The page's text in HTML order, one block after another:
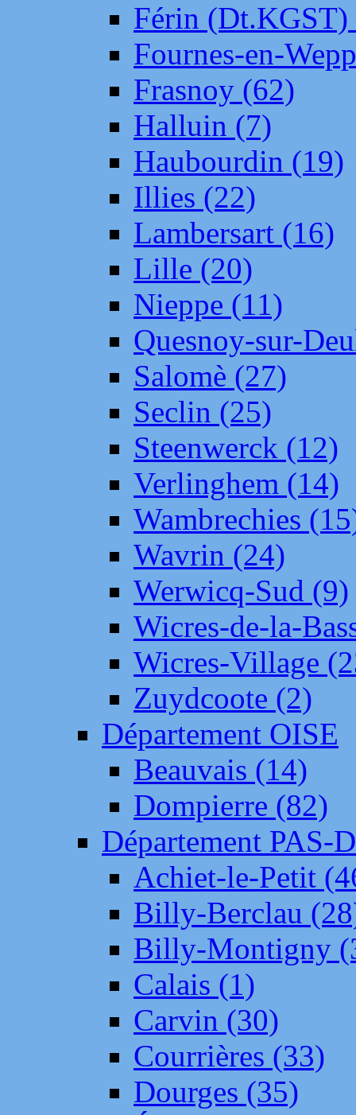
Férin (Dt.KGST)
Fournes-en-
Frasnoy (62)
Halluin (7)
Haubourdin (19)
Illies (22)
Lambersart (16)
Lille (20)
Nieppe (11)
Quesnoy-sur-
Salomè (27)
Seclin (25)
Steenwerck (12)
Verlinghem (14)
Wambrechies
Wavrin (24)
Werwicq-Sud (9)
Wicres-de-la-
Wicres-Village
Zuydcoote (2)
Département OISE
Beauvais (14)
Dompierre (82)
Département PAS-
Achiet-le-Petit
Billy-Berclau
Billy-Montigny
Calais (1)
Carvin (30)
Courrières (33)
Dourges (35)